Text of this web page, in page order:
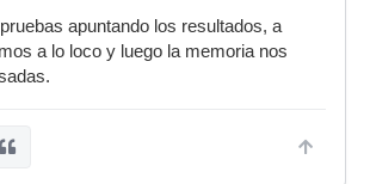
apuntando los resultados, a
a lo loco y luego la memoria nos